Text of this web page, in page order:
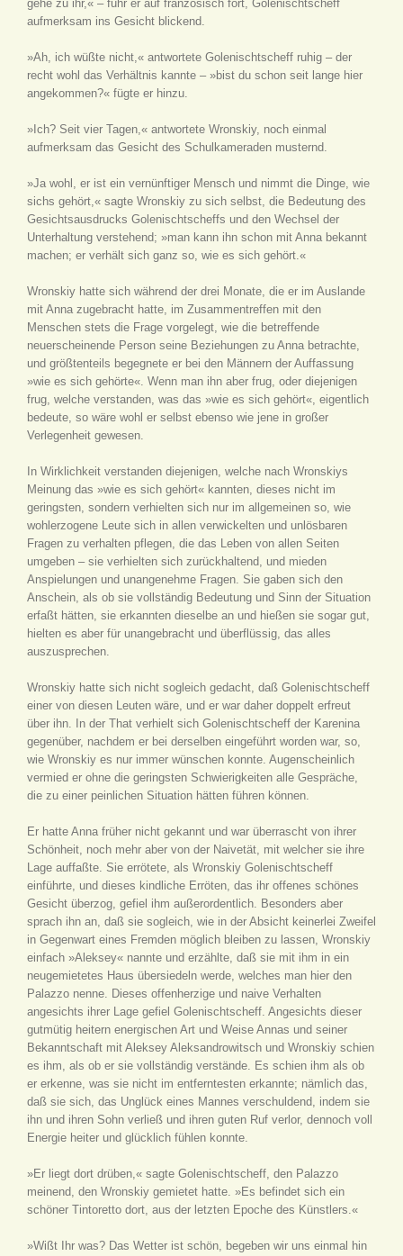
gehe zu ihr,« – fuhr er auf französisch fort, Golenischtscheff
aufmerksam ins Gesicht blickend.
»Ah, ich wüßte nicht,« antwortete Golenischtscheff ruhig – der
recht wohl das Verhältnis kannte – »bist du schon seit lange hier
angekommen?« fügte er hinzu.
»Ich? Seit vier Tagen,« antwortete Wronskiy, noch einmal
aufmerksam das Gesicht des Schulkameraden musternd.
»Ja wohl, er ist ein vernünftiger Mensch und nimmt die Dinge, wie
sichs gehört,« sagte Wronskiy zu sich selbst, die Bedeutung des
Gesichtsausdrucks Golenischtscheffs und den Wechsel der
Unterhaltung verstehend; »man kann ihn schon mit Anna bekannt
machen; er verhält sich ganz so, wie es sich gehört.«
Wronskiy hatte sich während der drei Monate, die er im Auslande
mit Anna zugebracht hatte, im Zusammentreffen mit den
Menschen stets die Frage vorgelegt, wie die betreffende
neuerscheinende Person seine Beziehungen zu Anna betrachte,
und größtenteils begegnete er bei den Männern der Auffassung
»wie es sich gehörte«. Wenn man ihn aber frug, oder diejenigen
frug, welche verstanden, was das »wie es sich gehört«, eigentlich
bedeute, so wäre wohl er selbst ebenso wie jene in großer
Verlegenheit gewesen.
In Wirklichkeit verstanden diejenigen, welche nach Wronskiys
Meinung das »wie es sich gehört« kannten, dieses nicht im
geringsten, sondern verhielten sich nur im allgemeinen so, wie
wohlerzogene Leute sich in allen verwickelten und unlösbaren
Fragen zu verhalten pflegen, die das Leben von allen Seiten
umgeben – sie verhielten sich zurückhaltend, und mieden
Anspielungen und unangenehme Fragen. Sie gaben sich den
Anschein, als ob sie vollständig Bedeutung und Sinn der Situation
erfaßt hätten, sie erkannten dieselbe an und hießen sie sogar gut,
hielten es aber für unangebracht und überflüssig, das alles
auszusprechen.
Wronskiy hatte sich nicht sogleich gedacht, daß Golenischtscheff
einer von diesen Leuten wäre, und er war daher doppelt erfreut
über ihn. In der That verhielt sich Golenischtscheff der Karenina
gegenüber, nachdem er bei derselben eingeführt worden war, so,
wie Wronskiy es nur immer wünschen konnte. Augenscheinlich
vermied er ohne die geringsten Schwierigkeiten alle Gespräche,
die zu einer peinlichen Situation hätten führen können.
Er hatte Anna früher nicht gekannt und war überrascht von ihrer
Schönheit, noch mehr aber von der Naivetät, mit welcher sie ihre
Lage auffaßte. Sie errötete, als Wronskiy Golenischtscheff
einführte, und dieses kindliche Erröten, das ihr offenes schönes
Gesicht überzog, gefiel ihm außerordentlich. Besonders aber
sprach ihn an, daß sie sogleich, wie in der Absicht keinerlei Zweifel
in Gegenwart eines Fremden möglich bleiben zu lassen, Wronskiy
einfach »Aleksey« nannte und erzählte, daß sie mit ihm in ein
neugemietetes Haus übersiedeln werde, welches man hier den
Palazzo nenne. Dieses offenherzige und naive Verhalten
angesichts ihrer Lage gefiel Golenischtscheff. Angesichts dieser
gutmütig heitern energischen Art und Weise Annas und seiner
Bekanntschaft mit Aleksey Aleksandrowitsch und Wronskiy schien
es ihm, als ob er sie vollständig verstände. Es schien ihm als ob
er erkenne, was sie nicht im entferntesten erkannte; nämlich das,
daß sie sich, das Unglück eines Mannes verschuldend, indem sie
ihn und ihren Sohn verließ und ihren guten Ruf verlor, dennoch voll
Energie heiter und glücklich fühlen konnte.
»Er liegt dort drüben,« sagte Golenischtscheff, den Palazzo
meinend, den Wronskiy gemietet hatte. »Es befindet sich ein
schöner Tintoretto dort, aus der letzten Epoche des Künstlers.«
»Wißt Ihr was? Das Wetter ist schön, begeben wir uns einmal hin